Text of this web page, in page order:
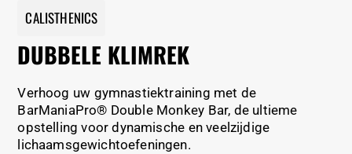
CALISTHENICS
DUBBELE KLIMREK
Verhoog uw gymnastiektraining met de
BarManiaPro® Double Monkey Bar, de ultieme
opstelling voor dynamische en veelzijdige
lichaamsgewichtoefeningen.